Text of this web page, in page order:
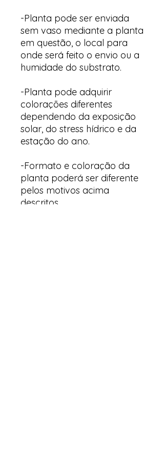
-Planta pode ser enviada
sem vaso mediante a planta
em questão, o local para
onde será feito o envio ou a
humidade do substrato.
-Planta pode adquirir
colorações diferentes
dependendo da exposição
solar, do stress hídrico e da
estação do ano.
-Formato e coloração da
planta poderá ser diferente
pelos motivos acima
descritos.